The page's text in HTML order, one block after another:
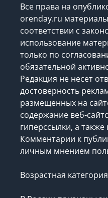
Все права на
orenday.ru
соответствии с
использование
только по
обязательной
Редакция не несет
достоверность
размещенных на
содержание веб-
гиперссылки, а
Комментарии к
личным мнением
Возрастная